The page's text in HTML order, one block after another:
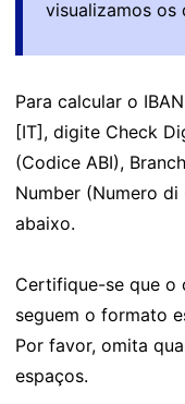
visualizamos os
Para calcular o
[IT], digite Check
(Codice ABI),
Number (Numero
abaixo.
Certifique-se que o
seguem o formato
Por favor, omita
espaços.